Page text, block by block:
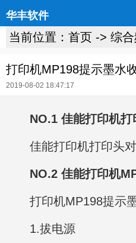
华丰软件
当前位置： 首页 -> 综
打印机MP198提示墨水
2019-08-02 18:47:17
NO.1 佳能打印机
佳能打印机打印头
NO.2 佳能打印机
打印机MP198提示
1.拔电源